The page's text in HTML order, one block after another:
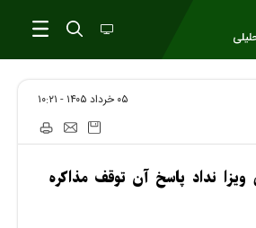
۰۵ خرداد ۱۴۰۵ - ۱۰:۲۱
ویزا نداد پاسخ آن توقف مذاکره